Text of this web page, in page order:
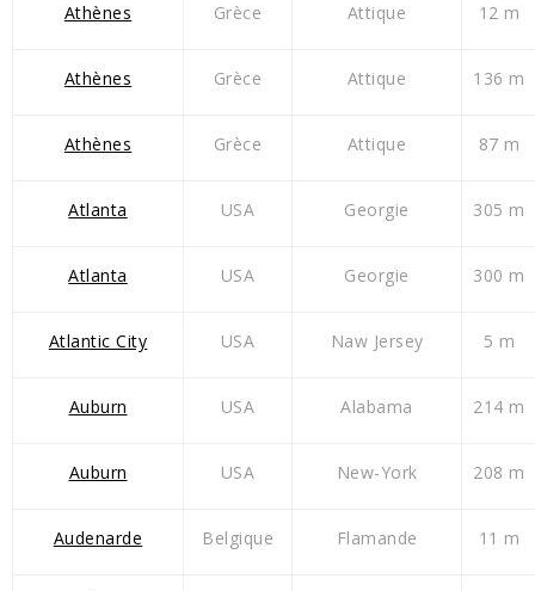
Athènes Grèce Attique 12 m
Athènes Grèce Attique 136 m
Athènes Grèce Attique 87 m
Atlanta USA Georgie 305 m
Atlanta USA Georgie 300 m
Atlantic City USA Naw Jersey 5 m
Auburn USA Alabama 214 m
Auburn USA New-York 208 m
Audenarde Belgique Flamande 11 m